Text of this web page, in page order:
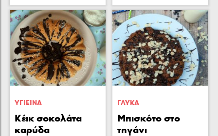
ΥΓΙΕΙΝA
Κέικ σοκολάτα
καρύδα
ΓΛΥΚA
Μπισκότο στο
τηγάνι